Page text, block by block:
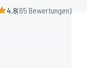
4.8(65 Bewertungen)